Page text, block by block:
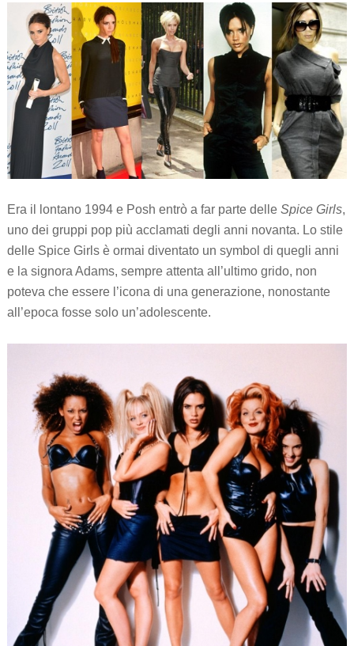
Era il lontano 1994 e Posh entrò a far parte delle Spice Girls,
uno dei gruppi pop più acclamati degli anni novanta. Lo stile
delle Spice Girls è ormai diventato un symbol di quegli anni
e la signora Adams, sempre attenta all’ultimo grido, non
poteva che essere l’icona di una generazione, nonostante
all’epoca fosse solo un’adolescente.